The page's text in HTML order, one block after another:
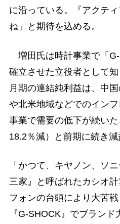
に沿っている。『アクテ
ね」と期待を込める。
増田氏は時計事業で「
確立させた立役者として
月期の連結純利益は、中
や北米地域などでのイン
事業で需要の低下が続い
18.2％減）と前期に続き減
「かつて、キヤノン、ソ
三家』と呼ばれたカシオ
フォンの台頭により大苦戦
『G-SHOCK』でブラン